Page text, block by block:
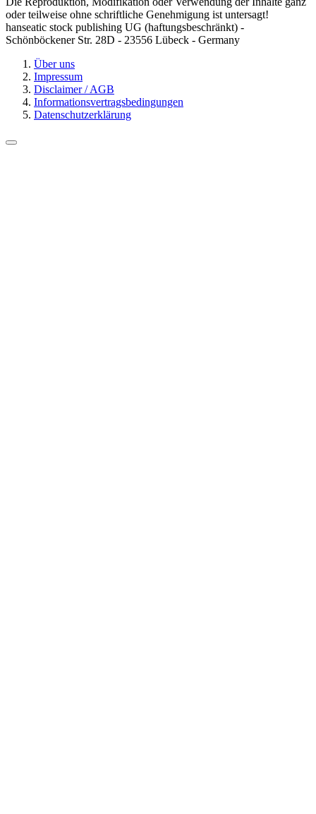
oder teilweise ohne schriftliche Genehmigung ist untersagt!
hanseatic stock publishing UG (haftungsbeschränkt) -
Schönböckener Str. 28D - 23556 Lübeck - Germany
Über uns
Impressum
Disclaimer / AGB
Informationsvertragsbedingungen
Datenschutzerklärung